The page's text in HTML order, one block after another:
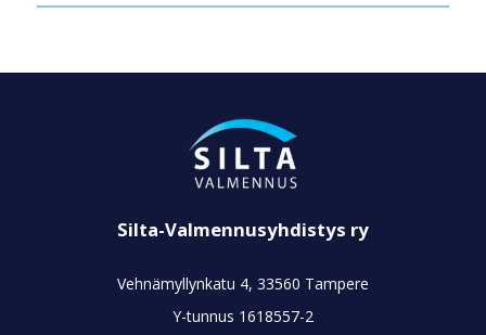
Silta-Valmennusyhdistys ry
Vehnämyllynkatu 4, 33560 Tampere
Y-tunnus 1618557-2